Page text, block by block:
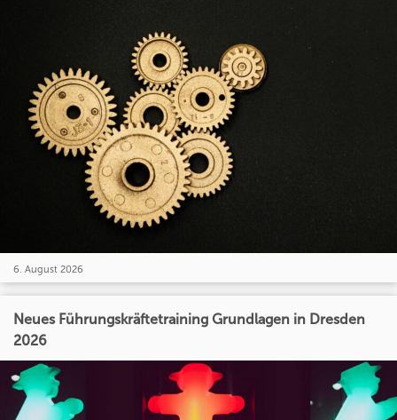
6. August 2026
Neues Führungskräftetraining Grundlagen in Dresden
2026